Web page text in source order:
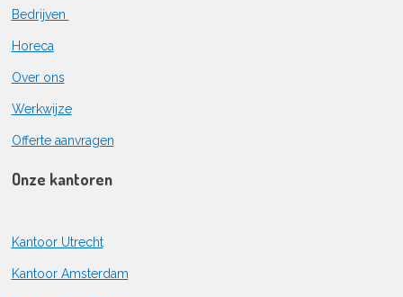
Bedrijven
Horeca
Over ons
Werkwijze
Offerte aanvragen
Onze kantoren
Kantoor Utrecht
Kantoor Amsterdam